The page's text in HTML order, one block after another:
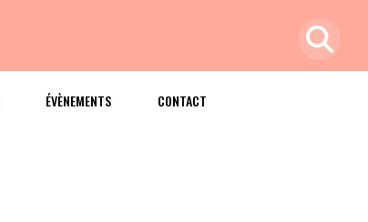
ÉVÈNEMENTS CONTACT